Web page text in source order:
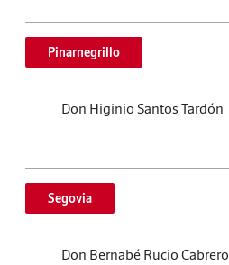
Pinarnegrillo
Don Higinio Santos Tardón
Segovia
Don Bernabé Rucio Cabrero